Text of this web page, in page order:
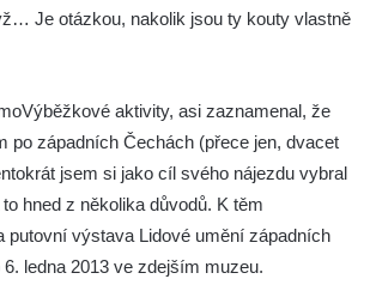
v Klášterci nad Ohří
(Nová Ves v Horách)
Ústí nad Labem
v Jáchymově –
Je otázkou, nakolik jsou ty kouty vlastně
aktivity, asi zaznamenal, že
po západních Čechách (přece jen, dvacet
jsem si jako cíl svého nájezdu vybral
hned z několika důvodů. K těm
putovní výstava Lidové umění západních
ledna 2013 ve zdejším muzeu.